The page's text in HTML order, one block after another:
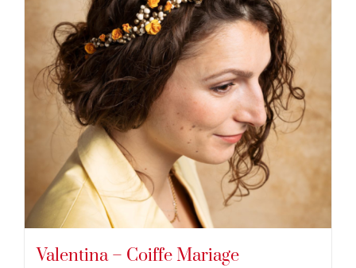
Valentina – Coiffe Mariage